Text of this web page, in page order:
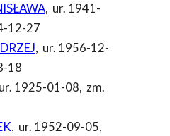
, ur. 1941-
12-27
, ur. 1956-12-
18
ur. 1925-01-08, zm.
, ur. 1952-09-05,